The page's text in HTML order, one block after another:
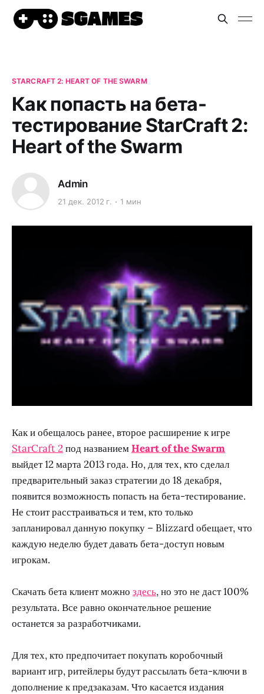
STARCRAFT 2: HEART OF THE SWARM
Как попасть на бета-
тестирование StarCraft 2:
Heart of the Swarm
Admin
21 дек. 2012 г. 1 мин
Как и обещалось ранее, второе расширение к игре
StarCraft 2под названиемHeart of the Swarm
выйдет 12 марта 2013 года. Но, для тех, кто сделал
предварительный заказ стратегии до 18 декабря,
появится возможность попасть на бета-тестирование.
Не стоит расстраиваться и тем, кто только
запланировал данную покупку – Blizzard обещает, что
каждую неделю будет давать бета-доступ новым
игрокам.
Скачать бета клиент можно здесь, но это не даст 100%
результата. Все равно окончательное решение
останется за разработчиками.
Для тех, кто предпочитает покупать коробочный
вариант игр, ритейлеры будут рассылать бета-ключи в
дополнение к предзаказам. Что касается издания